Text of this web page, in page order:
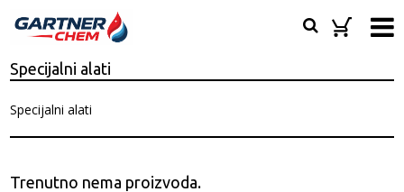
Specijalni alati
Specijalni alati
Trenutno nema proizvoda.